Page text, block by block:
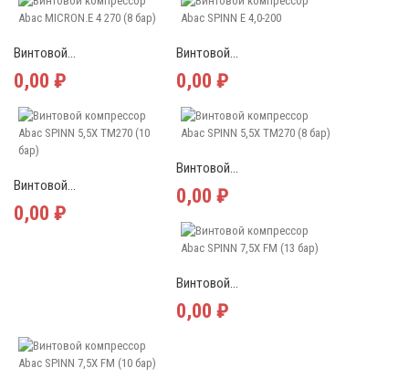
Винтовой...
0,00 ₽
Винтовой...
0,00 ₽
Винтовой...
0,00 ₽
Винтовой...
0,00 ₽
Винтовой...
0,00 ₽